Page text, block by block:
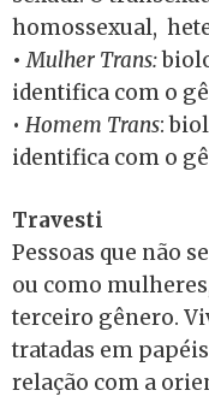
homossexual,
•Mulher Trans:
identifica com o
• Homem Trans:
identifica com o
Travesti
Pessoas que não
ou como
terceiro gênero.
tratadas em
relação com a